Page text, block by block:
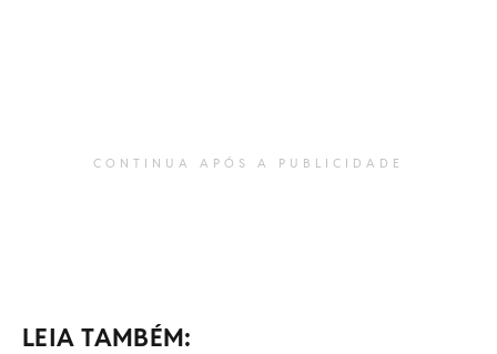
CONTINUA APÓS A PUBLICIDADE
LEIA TAMBÉM: